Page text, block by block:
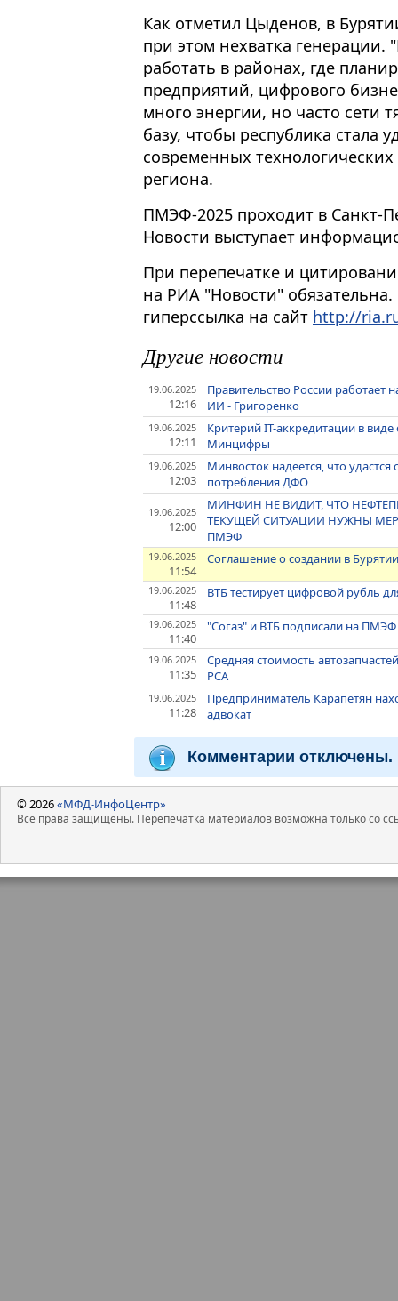
Как отметил Цыденов, в
при этом нехватка генерации.
работать в районах, где
предприятий, цифрового
много энергии, но часто сети
базу, чтобы республика стала
современных
региона.
ПМЭФ-2025 проходит в Санкт-
Новости выступает
При перепечатке и
на РИА "Новости"
гиперссылка на сайт http://
Другие новости
19.06.2025
12:16
Правительство России
ИИ - Григоренко
19.06.2025
12:11
Критерий IT-аккредитации в виде
Минцифры
19.06.2025
12:03
Минвосток надеется, что
потребления ДФО
19.06.2025
12:00
МИНФИН НЕ ВИДИТ, ЧТО
ТЕКУЩЕЙ СИТУАЦИИ НУЖНЫ
ПМЭФ
19.06.2025
11:54
Соглашение о создании в
19.06.2025
11:48
ВТБ тестирует цифровой рубль
19.06.2025
11:40
"Согаз" и ВТБ подписали на
19.06.2025
11:35
Средняя стоимость
РСА
19.06.2025
11:28
Предприниматель Карапетян
адвокат
Комментарии отключены.
© 2026«МФД-ИнфоЦентр»
Все права защищены. Перепечатка материалов возможна только со